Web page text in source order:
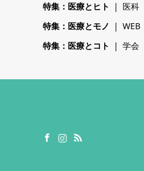
特集：医療とヒト 医科
特集：医療とモノ
WEB
特集：医療とコト
学会